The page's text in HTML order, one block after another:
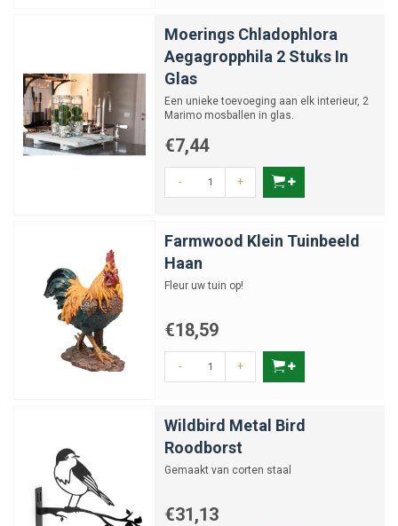
Moerings Chladophlora
Aegagropphila 2 Stuks In
Glas
Een unieke toevoeging aan elk interieur, 2
Marimo mosballen in glas.
€7,44
- +
Farmwood Klein Tuinbeeld
Haan
Fleur uw tuin op!
€18,59
- +
Wildbird Metal Bird
Roodborst
Gemaakt van corten staal
€31,13